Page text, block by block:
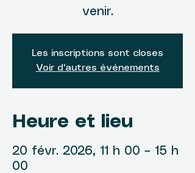
venir.
Les inscriptions sont closes
Voir d'autres événements
Heure et lieu
20 févr. 2026, 11 h 00 – 15 h
00